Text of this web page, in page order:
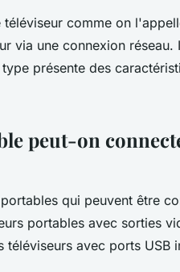
comme on
via une connexion réseau.
présente des
peut-on
qui peuvent être
portables avec sorties
avec ports USB